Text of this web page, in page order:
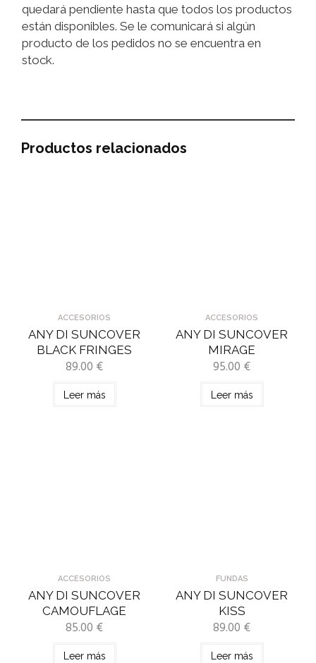
quedará pendiente hasta que todos los productos
están disponibles. Se le comunicará si algún
producto de los pedidos no se encuentra en
stock.
Productos relacionados
ACCESORIOS
ANY DI SUNCOVER
BLACK FRINGES
89.00 €
Leer más
ACCESORIOS
ANY DI SUNCOVER
MIRAGE
95.00 €
Leer más
ACCESORIOS
ANY DI SUNCOVER
CAMOUFLAGE
85.00 €
Leer más
FUNDAS
ANY DI SUNCOVER
KISS
89.00 €
Leer más